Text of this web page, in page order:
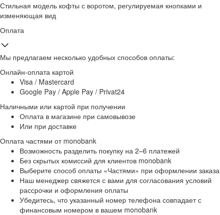
Стильная модель кофты с воротом, регулируемая кнопками и
изменяющая вид
Оплата
Мы предлагаем несколько удобных способов оплаты:
Онлайн-оплата картой
Visa / Mastercard
Google Pay / Apple Pay / Privat24
Наличными или картой при получении
Оплата в магазине при самовывозе
Или при доставке
Оплата частями от monobank
Возможность разделить покупку на 2–6 платежей
Без скрытых комиссий для клиентов monobank
Выберите способ оплаты «Частями» при оформлении заказа
Наш менеджер свяжется с вами для согласования условий
рассрочки и оформления оплаты
Убедитесь, что указанный номер телефона совпадает с
финансовым номером в вашем monobank